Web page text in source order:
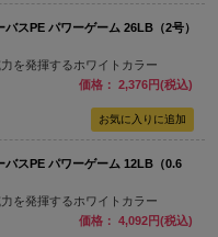
バスPE パワーゲーム 26LB（2号）
を発揮するホワイトカラー
価格： 2,376円(税込)
バスPE パワーゲーム 12LB（0.6
を発揮するホワイトカラー
価格： 4,092円(税込)